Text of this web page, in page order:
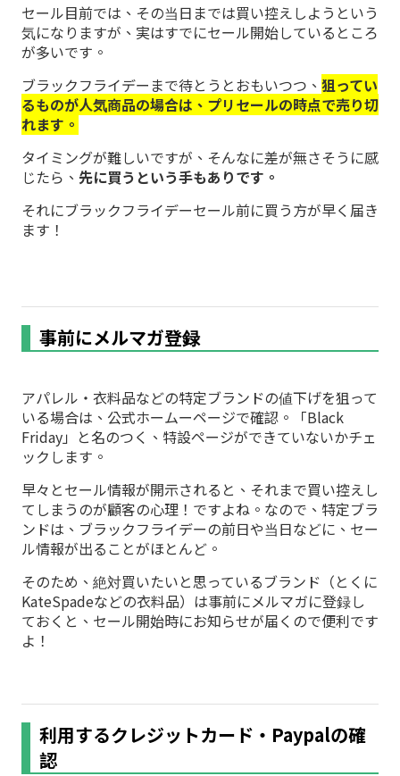
セール目前では、その当日までは買い控えしようという
気になりますが、実はすでにセール開始しているところ
が多いです。
ブラックフライデーまで待とうとおもいつつ、 狙ってい
るものが人気商品の場合は、プリセールの時点で売り切
れます。
タイミングが難しいですが、そんなに差が無さそうに感
じたら、 先に買うという手もありです。
それにブラックフライデーセール前に買う方が早く届き
ます！
事前にメルマガ登録
アパレル・衣料品などの特定ブランドの値下げを狙って
いる場合は、公式ホームーページで確認。「Black
Friday」と名のつく、特設ページができていないかチェ
ックします。
早々とセール情報が開示されると、それまで買い控えし
てしまうのが顧客の心理！ですよね。なので、特定ブラ
ンドは、ブラックフライデーの前日や当日などに、セー
ル情報が出ることがほとんど。
そのため、絶対買いたいと思っているブランド（とくに
KateSpadeなどの衣料品）は事前にメルマガに登録し
ておくと、セール開始時にお知らせが届くので便利です
よ！
利用するクレジットカード・Paypalの確
認